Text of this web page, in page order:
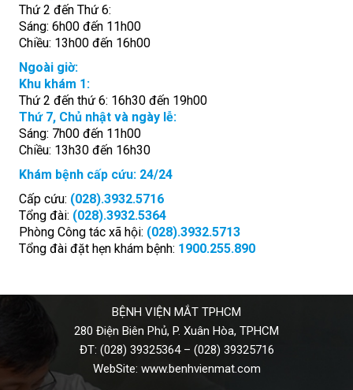
Thứ 2 đến Thứ 6:
Sáng: 6h00 đến 11h00
Chiều: 13h00 đến 16h00
Ngoài giờ:
Khu khám 1:
Thứ 2 đến thứ 6: 16h30 đến 19h00
Thứ 7, Chủ nhật và ngày lễ:
Sáng: 7h00 đến 11h00
Chiều: 13h30 đến 16h30
Khám bệnh cấp cứu: 24/24
Cấp cứu: (028).3932.5716
Tổng đài: (028).3932.5364
Phòng Công tác xã hội: (028).3932.5713
Tổng đài đặt hẹn khám bệnh: 1900.255.890
BỆNH VIỆN MẮT TPHCM
280 Điện Biên Phủ, P. Xuân Hòa, TPHCM
ĐT: (028) 39325364– (028) 39325716
WebSite: www.benhvienmat.com